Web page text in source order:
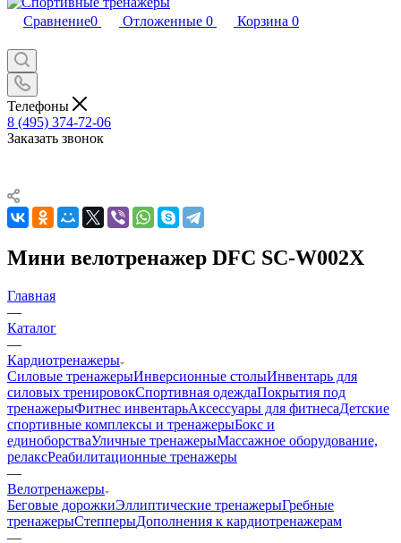
Сравнение0 Отложенные 0 Корзина 0
Телефоны
8 (495) 374-72-06
Заказать звонок
Мини велотренажер DFC SC-W002X
Главная
—
Каталог
—
Кардиотренажеры
Силовые тренажерыИнверсионные столыИнвентарь для
силовых тренировокСпортивная одеждаПокрытия под
тренажерыФитнес инвентарьАксессуары для фитнесаДетские
спортивные комплексы и тренажерыБокс и
единоборстваУличные тренажерыМассажное оборудование,
релаксРеабилитационные тренажеры
—
Велотренажеры
Беговые дорожкиЭллиптические тренажерыГребные
тренажерыСтепперыДополнения к кардиотренажерам
—